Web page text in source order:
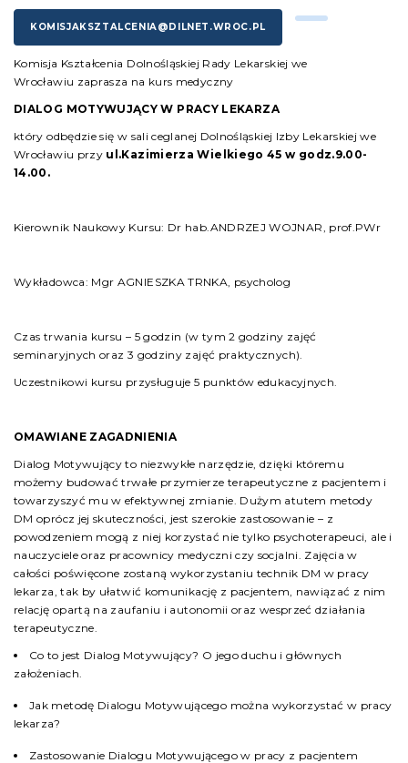
KOMISJAKSZTALCENIA@DILNET.WROC.PL
Komisja Kształcenia Dolnośląskiej Rady Lekarskiej we
Wrocławiu zaprasza na kurs medyczny
DIALOG MOTYWUJĄCY W PRACY LEKARZA
który odbędzie się w sali ceglanej Dolnośląskiej Izby Lekarskiej we
Wrocławiu przy ul.Kazimierza Wielkiego 45w godz.9.00-
14.00.
Kierownik Naukowy Kursu: Dr hab.ANDRZEJ WOJNAR, prof.PWr
Wykładowca: Mgr AGNIESZKA TRNKA, psycholog
Czas trwania kursu – 5 godzin (w tym 2 godziny zajęć
seminaryjnych oraz 3 godziny zajęć praktycznych).
Uczestnikowi kursu przysługuje 5 punktów edukacyjnych.
OMAWIANE ZAGADNIENIA
Dialog Motywujący to niezwykłe narzędzie, dzięki któremu
możemy budować trwałe przymierze terapeutyczne z pacjentem i
towarzyszyć mu w efektywnej zmianie. Dużym atutem metody
DM oprócz jej skuteczności, jest szerokie zastosowanie – z
powodzeniem mogą z niej korzystać nie tylko psychoterapeuci, ale i
nauczyciele oraz pracownicy medyczni czy socjalni. Zajęcia w
całości poświęcone zostaną wykorzystaniu technik DM w pracy
lekarza, tak by ułatwić komunikację z pacjentem, nawiązać z nim
relację opartą na zaufaniu i autonomii oraz wesprzeć działania
terapeutyczne.
Co to jest Dialog Motywujący? O jego duchu i głównych
założeniach.
Jak metodę Dialogu Motywującego można wykorzystać w pracy
lekarza?
Zastosowanie Dialogu Motywującego w pracy z pacjentem